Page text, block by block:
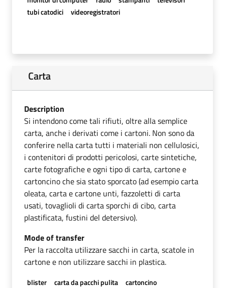
tubi catodici
videoregistratori
Carta
Description
Si intendono come tali rifiuti, oltre alla semplice
carta, anche i derivati come i cartoni. Non sono da
conferire nella carta tutti i materiali non cellulosici,
i contenitori di prodotti pericolosi, carte sintetiche,
carte fotografiche e ogni tipo di carta, cartone e
cartoncino che sia stato sporcato (ad esempio carta
oleata, carta e cartone unti, fazzoletti di carta
usati, tovaglioli di carta sporchi di cibo, carta
plastificata, fustini del detersivo).
Mode of transfer
Per la raccolta utilizzare sacchi in carta, scatole in
cartone e non utilizzare sacchi in plastica.
blister carta da pacchi pulita
cartoncino